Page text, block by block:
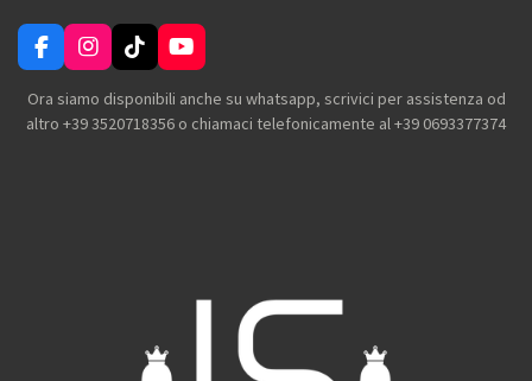
F
a
c
e
I
n
s
t
T
i
k
T
Y
o
u
T
Ora siamo disponibili anche su whatsapp, scrivici per assistenza od
altro +39 3520718356 o chiamaci telefonicamente al +39 0693377374